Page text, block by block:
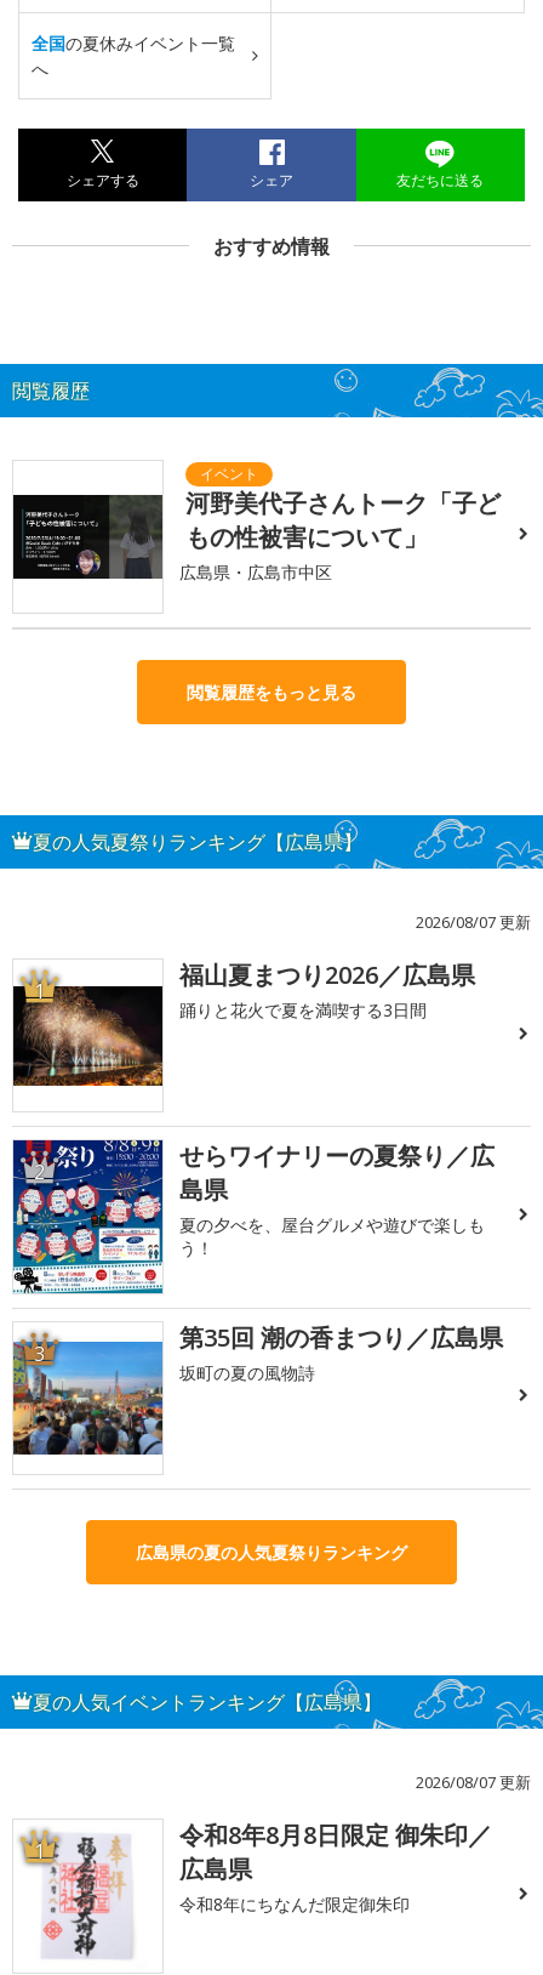
全国の夏休みイベント一覧
へ
シェアする シェア 友だちに送る
おすすめ情報
閲覧履歴
河野美代子さんトーク「子ど
もの性被害について」
広島県・広島市中区
閲覧履歴をもっと見る
夏の人気夏祭りランキング【広島県】
2026/08/07 更新
1 福山夏まつり2026／広島県
踊りと花火で夏を満喫する3日間
2
せらワイナリーの夏祭り／広
島県
夏の夕べを、屋台グルメや遊びで楽しも
う！
3 第35回 潮の香まつり／広島県
坂町の夏の風物詩
広島県の夏の人気夏祭りランキング
夏の人気イベントランキング【広島県】
2026/08/07 更新
1
令和8年8月8日限定 御朱印／
広島県
令和8年にちなんだ限定御朱印